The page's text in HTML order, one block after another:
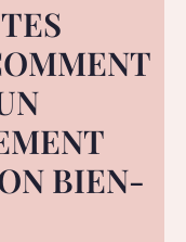
BIEN-